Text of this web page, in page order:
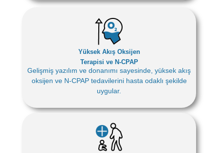
Yüksek Akış Oksijen
Terapisi ve N‑CPAP
Gelişmiş yazılım ve donanımı sayesinde, yüksek akış
oksijen ve N‑CPAP tedavilerini hasta odaklı şekilde
uygular.